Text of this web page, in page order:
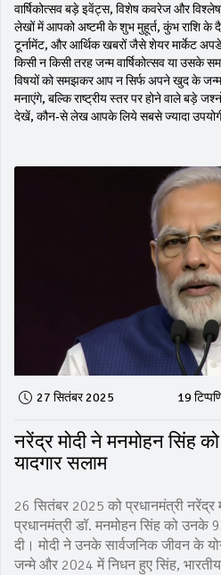
वार्षिकोत्सव बड़े इवेंट्स, विशेष कवरेज और
लेखों में आपको अष्टमी के शुभ मुहूर्त, कुंभ राशि के
टूर्नामेंट, और आर्थिक खबरों जैसे शेयर मार्केट
किसी न किसी तरह जन्म वार्षिकोत्सव या उसके
विषयों को समझकर आप न सिर्फ अपने खुद के जन्म
मनाएंगे, बल्कि राष्ट्रीय स्तर पर होने वाले बड़े
देखें, कौन‑से लेख आपके लिये सबसे ज्यादा
27 सितंबर 2025 19
नरेंद्र मोदी ने मनमोहन सिंह
यादगार सलाम
26 सितंबर 2025 को प्रधानमंत्री नरेंद्र
प्रधानमंत्री डॉ. मनमोहन सिंह को उनके
दी। मोदी ने उनके सार्वजनिक जीवन के
जन्मे और 2024 में निधन हुए सिंह,